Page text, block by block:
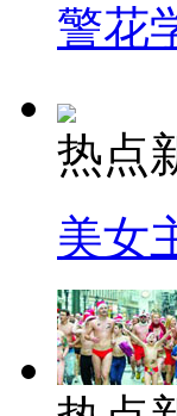
警花
热点
美女